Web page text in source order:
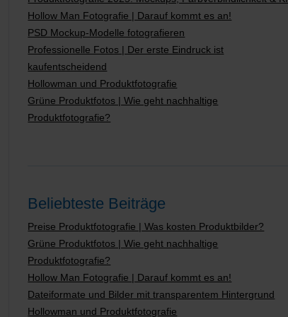
Hollow Man Fotografie | Darauf kommt es an!
PSD Mockup-Modelle fotografieren
Professionelle Fotos | Der erste Eindruck ist
kaufentscheidend
Hollowman und Produktfotografie
Grüne Produktfotos | Wie geht nachhaltige
Produktfotografie?
Beliebteste Beiträge
Preise Produktfotografie | Was kosten Produktbilder?
Grüne Produktfotos | Wie geht nachhaltige
Produktfotografie?
Hollow Man Fotografie | Darauf kommt es an!
Dateiformate und Bilder mit transparentem Hintergrund
Hollowman und Produktfotografie